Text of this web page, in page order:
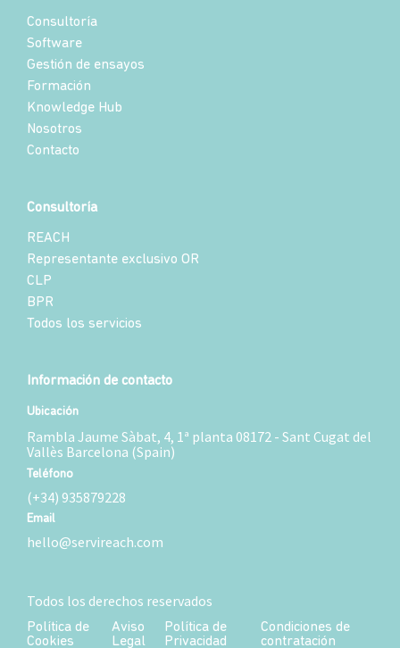
Consultoría
Software
Gestión de ensayos
Formación
Knowledge Hub
Nosotros
Contacto
Consultoría
REACH
Representante exclusivo OR
CLP
BPR
Todos los servicios
Información de contacto
Ubicación
Rambla Jaume Sàbat, 4, 1ª planta 08172 - Sant Cugat del
Vallès Barcelona (Spain)
Teléfono
(+34) 935879228
Email
hello@servireach.com
Todos los derechos reservados
Política de
Cookies
Aviso
Legal
Política de
Privacidad
Condiciones de
contratación